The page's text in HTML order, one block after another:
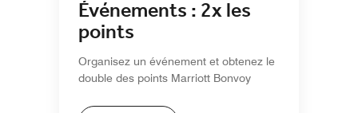
Événements : 2x les
points
Organisez un événement et obtenez le
double des points Marriott Bonvoy